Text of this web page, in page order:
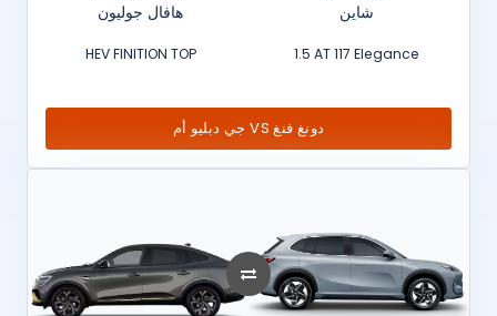
هافال جوليون
HEV FINITION TOP
شاين
1.5 AT 117 Elegance
جي دبليو أم VS دونغ فنغ